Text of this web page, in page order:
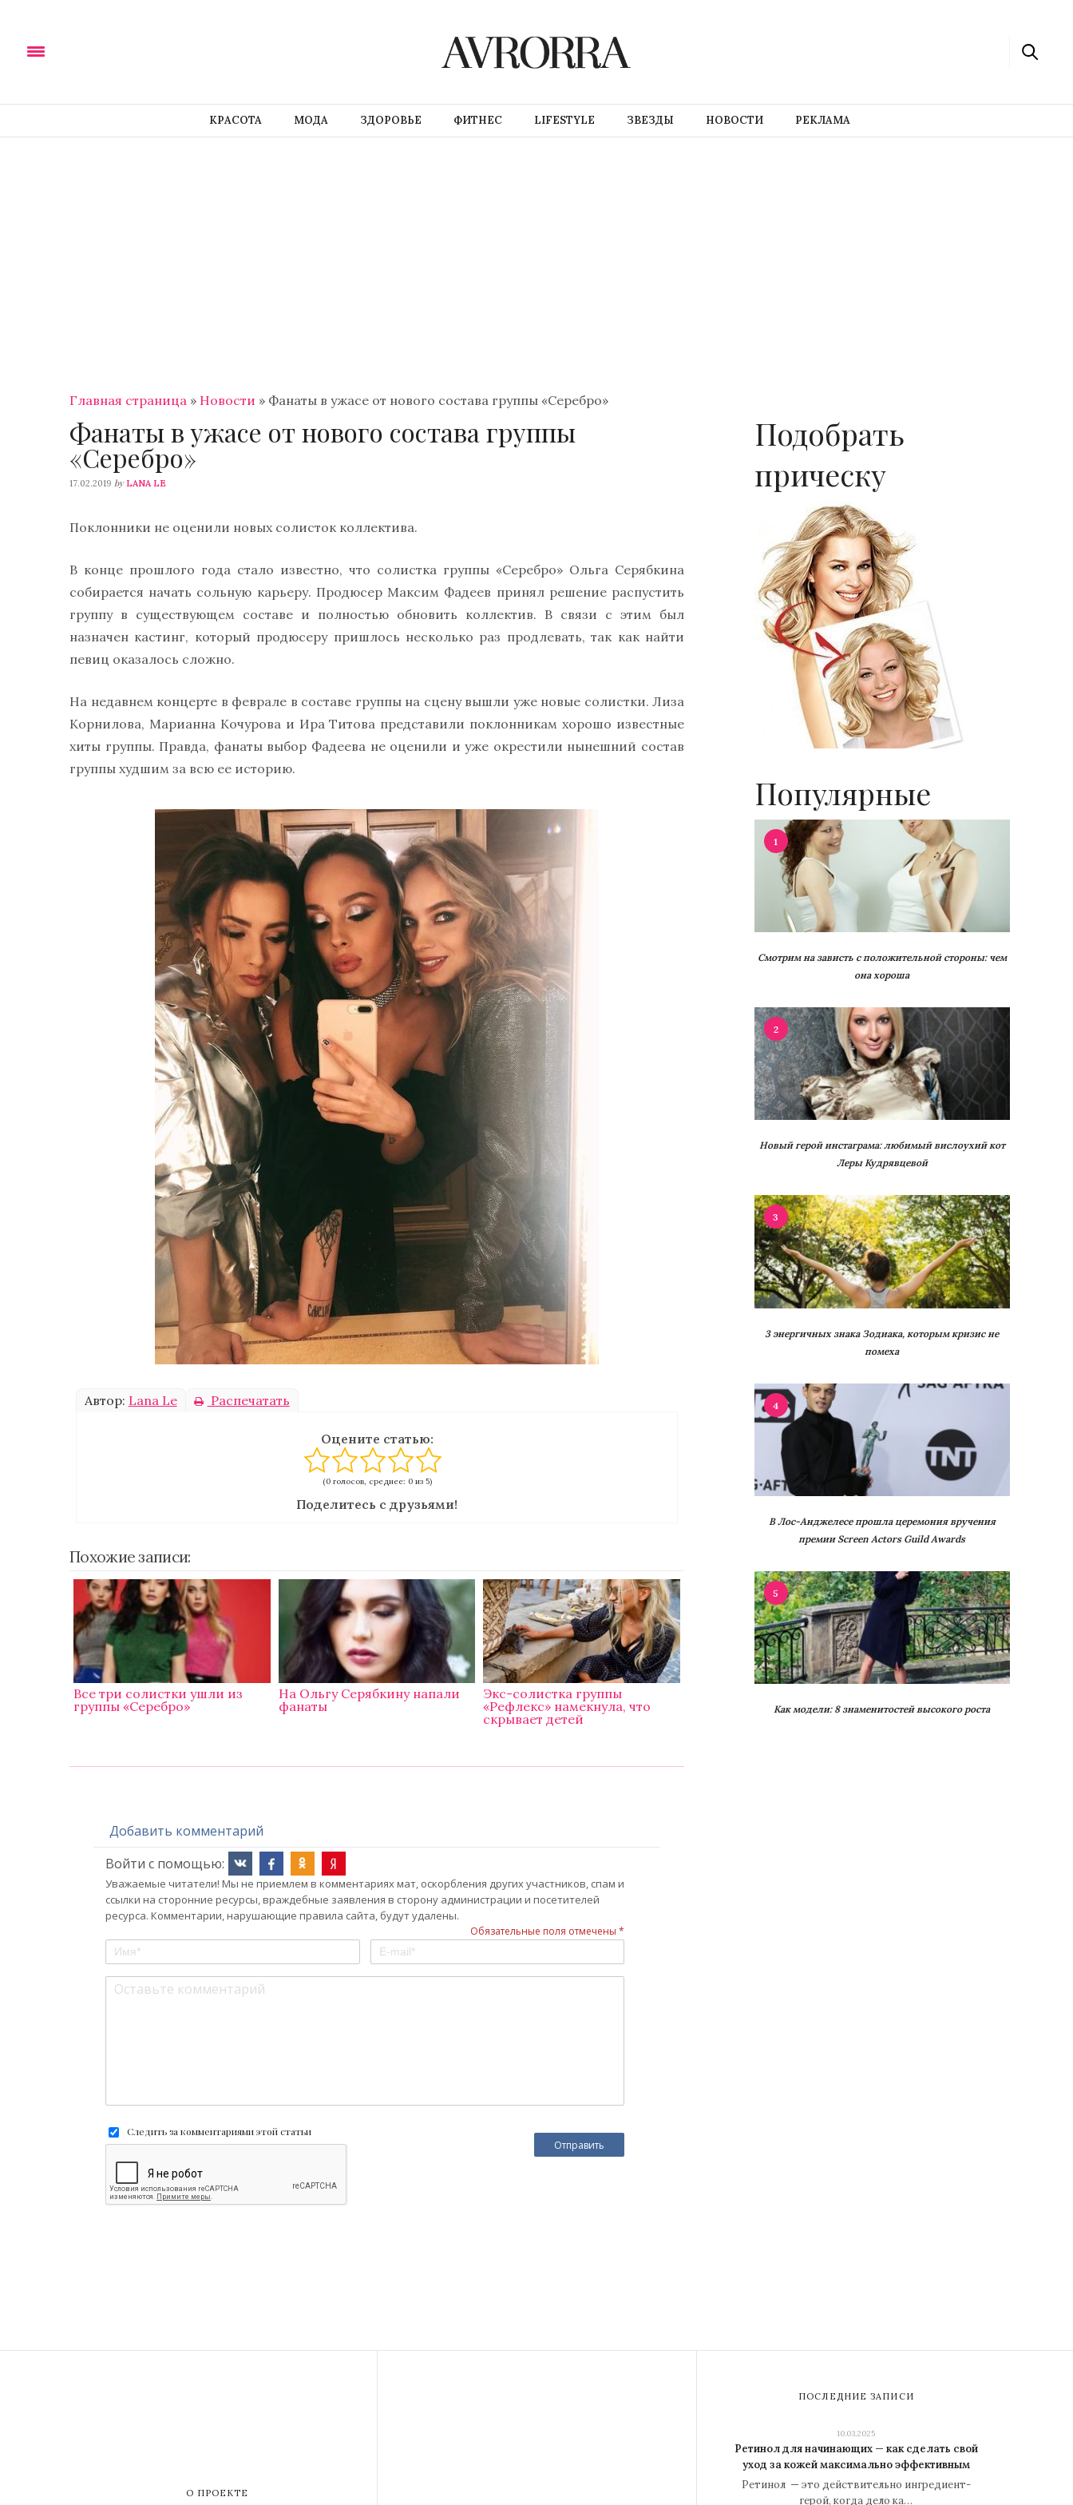
КРАСОТА МОДА ЗДОРОВЬЕ ФИТНЕС LIFESTYLE ЗВЕЗДЫ НОВОСТИ РЕКЛАМА
Главная страница » Новости » Фанаты в ужасе от нового состава группы «Серебро»
Фанаты в ужасе от нового состава группы
«Серебро»
17.02.2019 by LANA LE
Поклонники не оценили новых солисток коллектива.
В конце прошлого года стало известно, что солистка группы «Серебро» Ольга Серябкина
собирается начать сольную карьеру. Продюсер Максим Фадеев принял решение распустить
группу в существующем составе и полностью обновить коллектив. В связи с этим был
назначен кастинг, который продюсеру пришлось несколько раз продлевать, так как найти
певиц оказалось сложно.
На недавнем концерте в феврале в составе группы на сцену вышли уже новые солистки. Лиза
Корнилова, Марианна Кочурова и Ира Титова представили поклонникам хорошо известные
хиты группы. Правда, фанаты выбор Фадеева не оценили и уже окрестили нынешний состав
группы худшим за всю ее историю.
Автор: Lana Le Распечатать
Оцените статью:
(0 голосов, среднее: 0 из 5)
Поделитесь с друзьями!
Похожие записи:
Все три солистки ушли из
группы «Серебро»
На Ольгу Серябкину напали
фанаты
Экс-солистка группы
«Рефлекс» намекнула, что
скрывает детей
Добавить комментарий
Войти с помощью:
Уважаемые читатели! Мы не приемлем в комментариях мат, оскорбления других участников, спам и
ссылки на сторонние ресурсы, враждебные заявления в сторону администрации и посетителей
ресурса. Комментарии, нарушающие правила сайта, будут удалены.
Обязательные поля отмечены *
Следить за комментариями этой статьи
Подобрать
прическу
Популярные
1
Смотрим на зависть с положительной стороны: чем
она хороша
2
Новый герой инстаграма: любимый вислоухий кот
Леры Кудрявцевой
3
3 энергичных знака Зодиака, которым кризис не
помеха
4
В Лос-Анджелесе прошла церемония вручения
премии Screen Actors Guild Awards
5
Как модели: 8 знаменитостей высокого роста
О ПРОЕКТЕ
ПОСЛЕДНИЕ ЗАПИСИ
10.03.2025
Ретинол для начинающих — как сделать свой
уход за кожей максимально эффективным
Ретинол — это действительно ингредиент-
герой, когда дело ка…